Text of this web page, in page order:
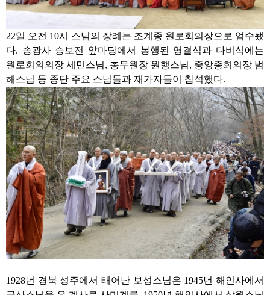
22일 오전 10시 스님의 장례는 조계종 원로회의장으로 엄수됐
다. 송광사 승보전 앞마당에서 봉행된 영결식과 다비식에는
원로회의의장 세민스님, 총무원장 원행스님, 중앙종회의장 범
해스님 등 종단 주요 스님들과 재가자들이 참석했다.
1928년 경북 성주에서 태어난 보성스님은 1945년 해인사에서